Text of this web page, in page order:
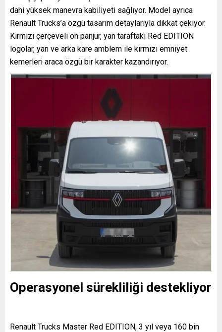
dahi yüksek manevra kabiliyeti sağlıyor. Model ayrıca
Renault Trucks’a özgü tasarım detaylarıyla dikkat çekiyor.
Kırmızı çerçeveli ön panjur, yan taraftaki Red EDITION
logolar, yan ve arka kare amblem ile kırmızı emniyet
kemerleri araca özgü bir karakter kazandırıyor.
Operasyonel sürekliliği destekliyor
Renault Trucks Master Red EDITION, 3 yıl veya 160 bin